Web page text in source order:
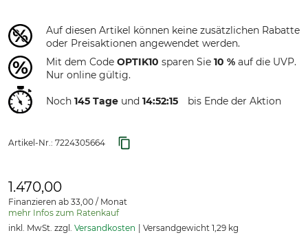
Auf diesen Artikel können keine zusätzlichen Rabatte
oder Preisaktionen angewendet werden.
Mit dem Code OPTIK10 sparen Sie 10 % auf die UVP.
Nur online gültig.
Noch 145 Tage und 14:52:15 bis Ende der Aktion
Artikel-Nr.: 7224305664
1.470,00
Finanzieren ab 33,00 / Monat
mehr Infos zum Ratenkauf
inkl. MwSt. zzgl. Versandkosten Versandgewicht 1,29 kg